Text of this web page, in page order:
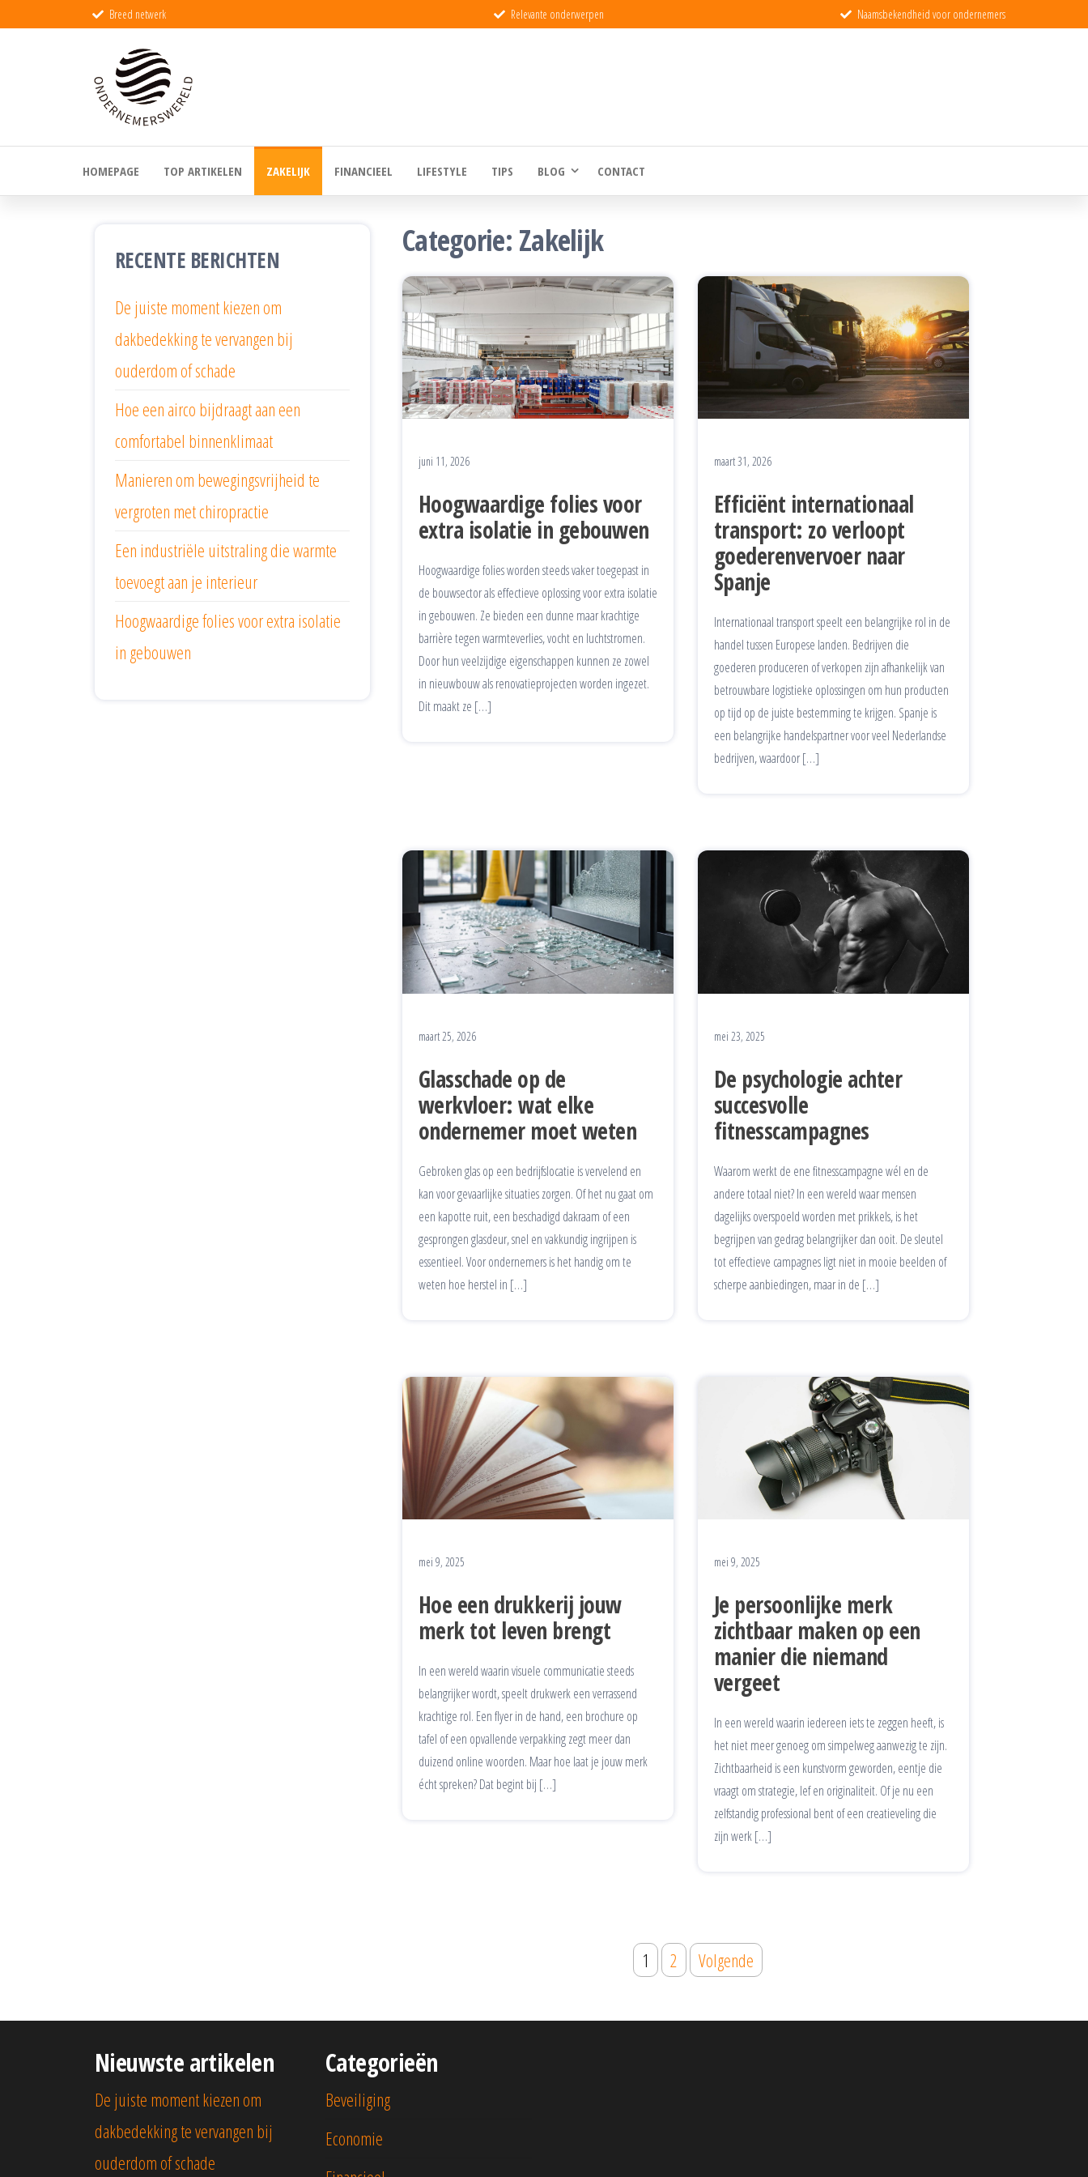
Breed netwerk Relevante onderwerpen Naamsbekendheid voor ondernemers
HOMEPAGE TOP ARTIKELEN ZAKELIJK FINANCIEEL LIFESTYLE TIPS BLOG CONTACT
Categorie: Zakelijk
juni 11, 2026
Hoogwaardige folies voor
extra isolatie in gebouwen
Hoogwaardige folies worden steeds vaker toegepast in
de bouwsector als effectieve oplossing voor extra isolatie
in gebouwen. Ze bieden een dunne maar krachtige
barrière tegen warmteverlies, vocht en luchtstromen.
Door hun veelzijdige eigenschappen kunnen ze zowel
in nieuwbouw als renovatieprojecten worden ingezet.
Dit maakt ze […]
maart 31, 2026
Efficiënt internationaal
transport: zo verloopt
goederenvervoer naar
Spanje
Internationaal transport speelt een belangrijke rol in de
handel tussen Europese landen. Bedrijven die
goederen produceren of verkopen zijn afhankelijk van
betrouwbare logistieke oplossingen om hun producten
op tijd op de juiste bestemming te krijgen. Spanje is
een belangrijke handelspartner voor veel Nederlandse
bedrijven, waardoor […]
maart 25, 2026
Glasschade op de
werkvloer: wat elke
ondernemer moet weten
Gebroken glas op een bedrijfslocatie is vervelend en
kan voor gevaarlijke situaties zorgen. Of het nu gaat om
een kapotte ruit, een beschadigd dakraam of een
gesprongen glasdeur, snel en vakkundig ingrijpen is
essentieel. Voor ondernemers is het handig om te
weten hoe herstel in […]
mei 23, 2025
De psychologie achter
succesvolle
fitnesscampagnes
Waarom werkt de ene fitnesscampagne wél en de
andere totaal niet? In een wereld waar mensen
dagelijks overspoeld worden met prikkels, is het
begrijpen van gedrag belangrijker dan ooit. De sleutel
tot effectieve campagnes ligt niet in mooie beelden of
scherpe aanbiedingen, maar in de […]
mei 9, 2025
Hoe een drukkerij jouw
merk tot leven brengt
In een wereld waarin visuele communicatie steeds
belangrijker wordt, speelt drukwerk een verrassend
krachtige rol. Een flyer in de hand, een brochure op
tafel of een opvallende verpakking zegt meer dan
duizend online woorden. Maar hoe laat je jouw merk
écht spreken? Dat begint bij […]
mei 9, 2025
Je persoonlijke merk
zichtbaar maken op een
manier die niemand
vergeet
In een wereld waarin iedereen iets te zeggen heeft, is
het niet meer genoeg om simpelweg aanwezig te zijn.
Zichtbaarheid is een kunstvorm geworden, eentje die
vraagt om strategie, lef en originaliteit. Of je nu een
zelfstandig professional bent of een creatieveling die
zijn werk […]
1 2 Volgende
RECENTE BERICHTEN
De juiste moment kiezen om
dakbedekking te vervangen bij
ouderdom of schade
Hoe een airco bijdraagt aan een
comfortabel binnenklimaat
Manieren om bewegingsvrijheid te
vergroten met chiropractie
Een industriële uitstraling die warmte
toevoegt aan je interieur
Hoogwaardige folies voor extra isolatie
in gebouwen
Nieuwste artikelen
De juiste moment kiezen om
dakbedekking te vervangen bij
ouderdom of schade
Categorieën
Beveiliging
Economie